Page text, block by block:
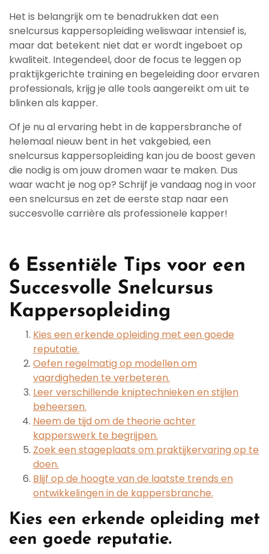
Het is belangrijk om te benadrukken dat een
snelcursus kappersopleiding weliswaar intensief is,
maar dat betekent niet dat er wordt ingeboet op
kwaliteit. Integendeel, door de focus te leggen op
praktijkgerichte training en begeleiding door ervaren
professionals, krijg je alle tools aangereikt om uit te
blinken als kapper.
Of je nu al ervaring hebt in de kappersbranche of
helemaal nieuw bent in het vakgebied, een
snelcursus kappersopleiding kan jou de boost geven
die nodig is om jouw dromen waar te maken. Dus
waar wacht je nog op? Schrijf je vandaag nog in voor
een snelcursus en zet de eerste stap naar een
succesvolle carrière als professionele kapper!
6 Essentiële Tips voor een
Succesvolle Snelcursus
Kappersopleiding
Kies een erkende opleiding met een goede
reputatie.
Oefen regelmatig op modellen om
vaardigheden te verbeteren.
Leer verschillende kniptechnieken en stijlen
beheersen.
Neem de tijd om de theorie achter
kapperswerk te begrijpen.
Zoek een stageplaats om praktijkervaring op te
doen.
Blijf op de hoogte van de laatste trends en
ontwikkelingen in de kappersbranche.
Kies een erkende opleiding met
een goede reputatie.